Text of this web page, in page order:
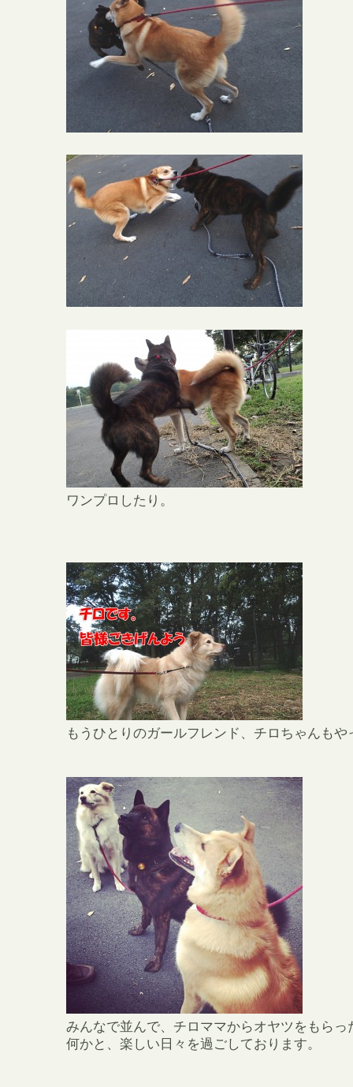
ワンプロしたり。
もうひとりのガールフレンド、チロちゃんもや
みんなで並んで、チロママからオヤツをもらっ
何かと、楽しい日々を過ごしております。